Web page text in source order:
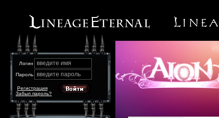
Логин введите имя
Пароль введите пароль
Забыл пароль?
Регистрация